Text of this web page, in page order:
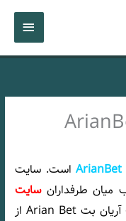
اصلی
است. سایت
سایت
می باشد. سایت آریان بت Arian Bet از